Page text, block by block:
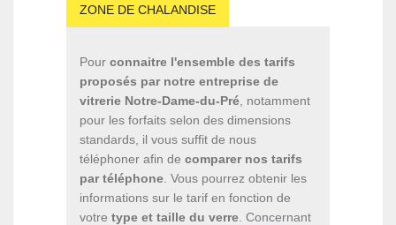
ZONE DE CHALANDISE
Pour connaitre l'ensemble des tarifs
proposés par notre entreprise de
vitrerie Notre-Dame-du-Pré , notamment
pour les forfaits selon des dimensions
standards, il vous suffit de nous
téléphoner afin de comparer nos tarifs
par téléphone . Vous pourrez obtenir les
informations sur le tarif en fonction de
votre type et taille du verre . Concernant